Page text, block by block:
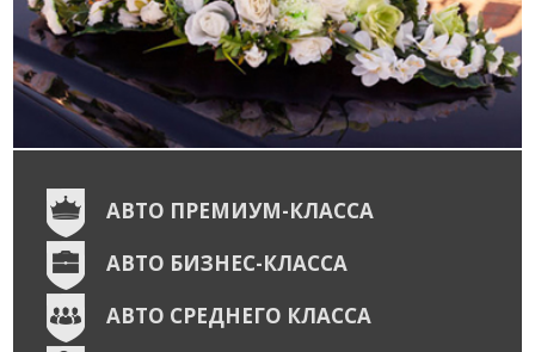
АВТО ПРЕМИУМ-КЛАССА
АВТО БИЗНЕС-КЛАССА
АВТО СРЕДНЕГО КЛАССА